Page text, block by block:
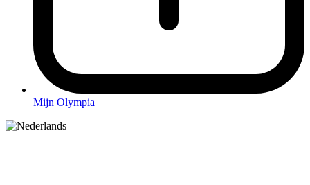
Mijn Olympia